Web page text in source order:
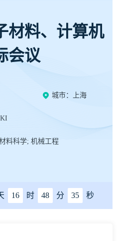
材料、计算机
会议
城市：上海
料科学; 机械工程
16 时 48 分 35 秒